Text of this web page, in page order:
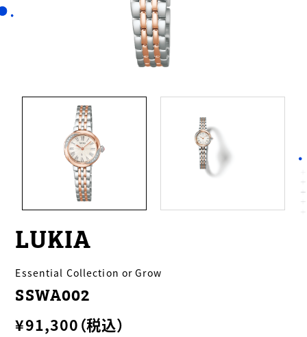
LUKIA
Essential Collection or Grow
SSWA002
¥91,300（税込）